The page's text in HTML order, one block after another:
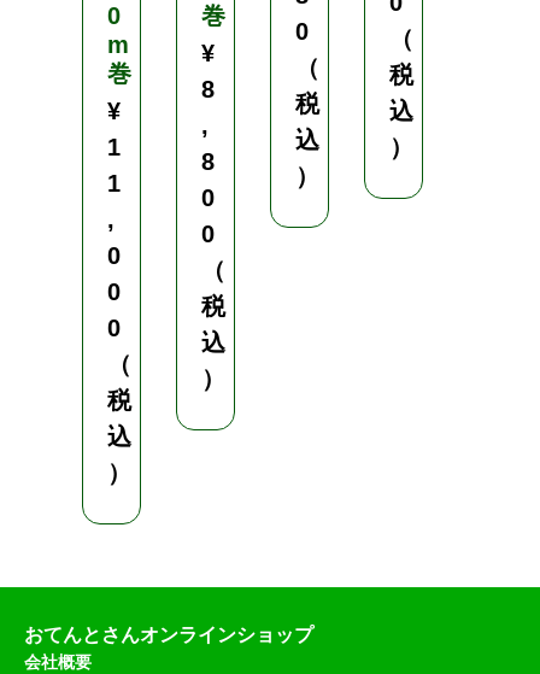
0
m
巻
¥
1
1
,
0
0
0
（
税
込
）
巻
¥
8
,
8
0
0
（
税
込
）
0
（
税
込
）
（
税
込
）
おてんとさんオンラインショップ
会社概要